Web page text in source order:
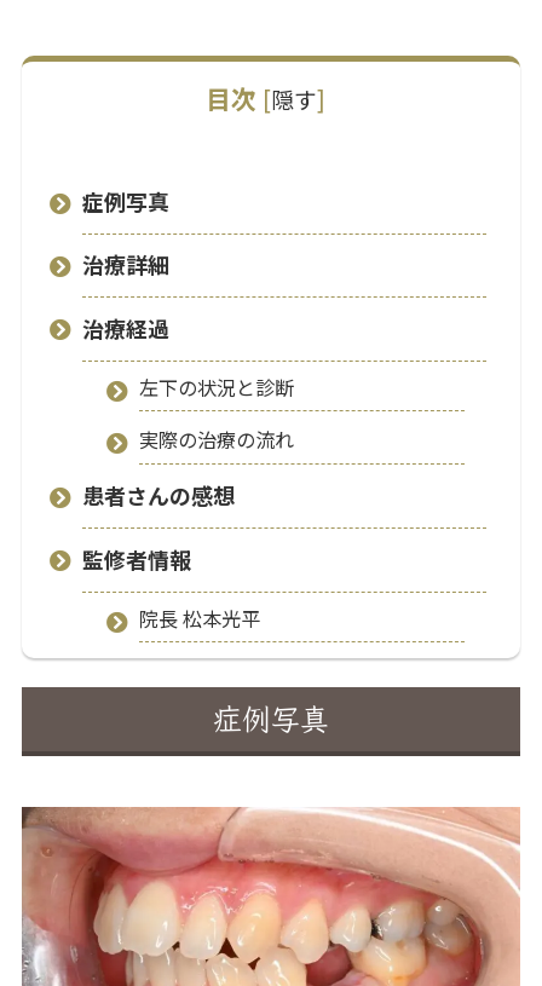
目次 [隠す]
症例写真
治療詳細
治療経過
左下の状況と診断
実際の治療の流れ
患者さんの感想
監修者情報
院長 松本光平
症例写真